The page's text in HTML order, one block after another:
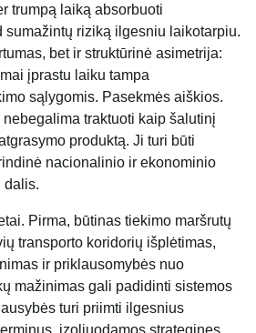
trumpą laiką absorbuoti
sumažintų riziką ilgesniu laikotarpiu.
bet ir struktūrinė asimetrija:
įprastu laiku tampa
sąlygomis. Pasekmės aiškios.
traktuoti kaip šalutinį
produktą. Ji turi būti
nacionalinio ir ekonominio
dalis.
Pirma, būtinas tiekimo maršrutų
transporto koridorių išplėtimas,
ir priklausomybės nuo
mažinimas gali padidinti sistemos
turi priimti ilgesnius
izoliuodamos strategines